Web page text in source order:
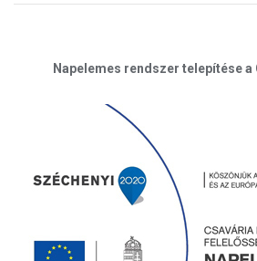
Napelemes rendszer telepítése a